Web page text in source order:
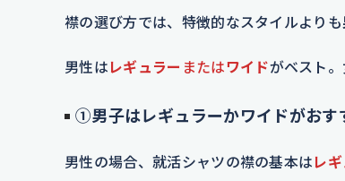
襟の選び方では、特徴的なスタイルよりも
男性は レギュラー またはワイドがベスト
①男子はレギュラーかワイドがおす
男性の場合、就活シャツの襟の基本は レ